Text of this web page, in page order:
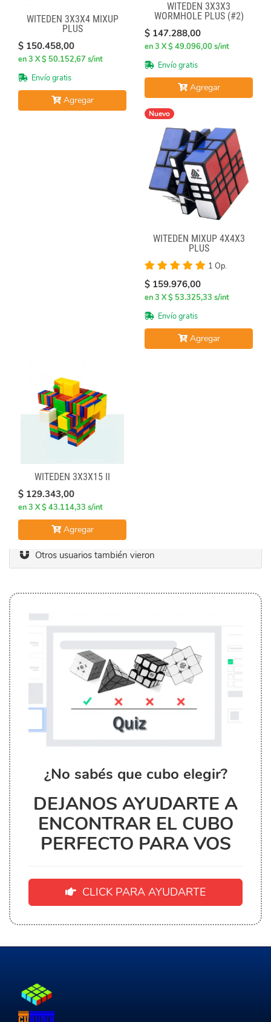
WITEDEN 3X3X4 MIXUP
PLUS
$ 150.458,00
en 3 X $ 50.152,67 s/int
Envío gratis
Agregar
WITEDEN 3X3X3
WORMHOLE PLUS (#2)
$ 147.288,00
en 3 X $ 49.096,00 s/int
Envío gratis
Agregar
Nuevo
WITEDEN MIXUP 4X4X3
PLUS
1 Op.
$ 159.976,00
en 3 X $ 53.325,33 s/int
Envío gratis
Agregar
WITEDEN 3X3X15 II
$ 129.343,00
en 3 X $ 43.114,33 s/int
Agregar
Otros usuarios también vieron
¿No sabés que cubo elegir?
DEJANOS AYUDARTE A
ENCONTRAR EL CUBO
PERFECTO PARA VOS
CLICK PARA AYUDARTE